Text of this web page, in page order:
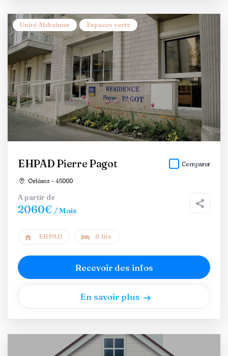
Unité Alzheimer Espaces verts
EHPAD Pierre Pagot
Orléans - 45000
Comparer
A partir de
2060€ / Mois
EHPAD 0 lits
Recevoir des infos
En savoir plus